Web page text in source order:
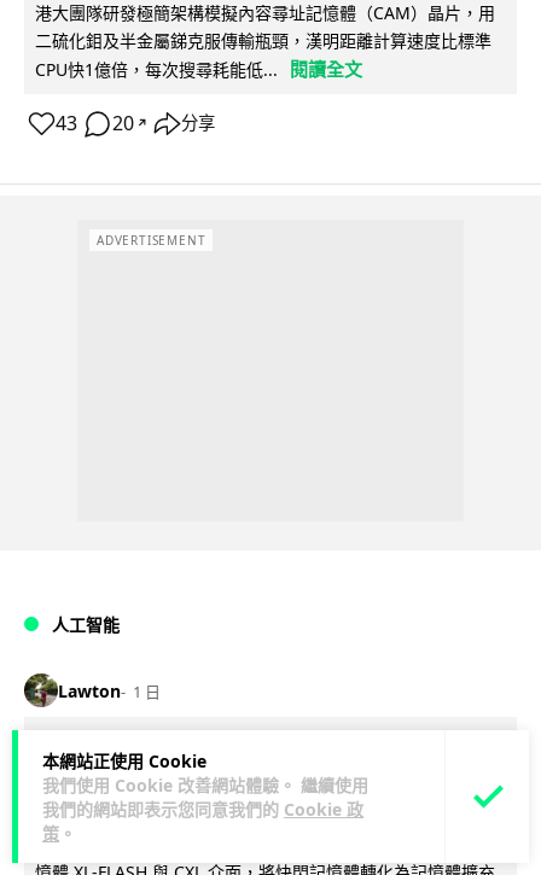
本網站正使用 Cookie
我們使用 Cookie 改善網站體驗。 繼續使用
我們的網站即表示您同意我們的 Cookie 政
策 。
港大團隊研發極簡架構模擬內容尋址記憶體（CAM）晶片，用
二硫化鉬及半金屬銻克服傳輸瓶頸，漢明距離計算速度比標準
CPU快1億倍，每次搜尋耗能低...
閱讀全文
43 20 ↗ 分享
ADVERTISEMENT
人工智能
Lawton 1 日
靠快閃記憶體紓緩 DRAM 不足 KIOXIA
推 XL1 記憶體擴充模組
KIOXIA 發表全新記憶體擴充模組 XL1 系列，結合低延遲快閃記